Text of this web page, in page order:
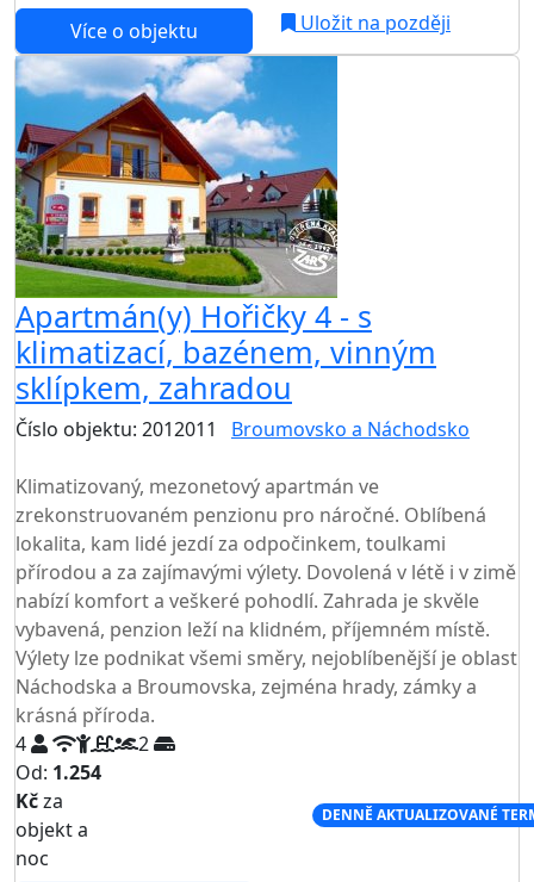
Více o objektu Uložit na později
Apartmán(y) Hořičky 4 - s
klimatizací, bazénem, vinným
sklípkem, zahradou
Číslo objektu: 2012011 Broumovsko a Náchodsko
Klimatizovaný, mezonetový apartmán ve
zrekonstruovaném penzionu pro náročné. Oblíbená
lokalita, kam lidé jezdí za odpočinkem, toulkami
přírodou a za zajímavými výlety. Dovolená v létě i v zimě
nabízí komfort a veškeré pohodlí. Zahrada je skvěle
vybavená, penzion leží na klidném, příjemném místě.
Výlety lze podnikat všemi směry, nejoblíbenější je oblast
Náchodska a Broumovska, zejména hrady, zámky a
krásná příroda.
4
2
Od: 1.254
Kčza
objekt a
noc
DENNĚ AKTUALIZOVANÉ